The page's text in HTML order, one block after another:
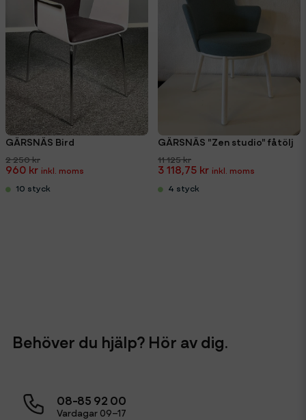
GÄRSNÄS Bird
2 250 kr
960 kr
10 styck
GÄRSNÄS "Zen studio" fåtölj
11 125 kr
3 118,75 kr
4 styck
Behöver du hjälp? Hör av dig.
08-85 92 00
Vardagar 09–17